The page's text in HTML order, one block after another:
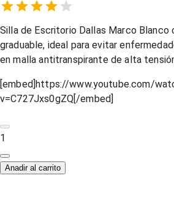
1 Star,
2 Stars,
3 Stars,
4 Stars,
5 Stars,
Silla de Escritorio Dallas Marco Blanco
graduable, ideal para evitar
en malla antitranspirante de alta
[embed]https://www.youtube.com/
v=C727Jxs0gZQ[/embed]
1
Anadir al carrito